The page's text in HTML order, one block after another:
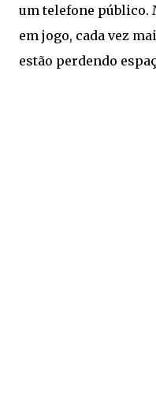
um telefone público.
em jogo, cada vez
estão perdendo